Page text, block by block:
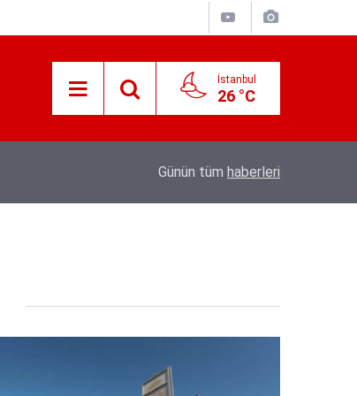
İstanbul
26 °C
Danişma Merkezini Ziyaret Etti
Günün tüm haberleri